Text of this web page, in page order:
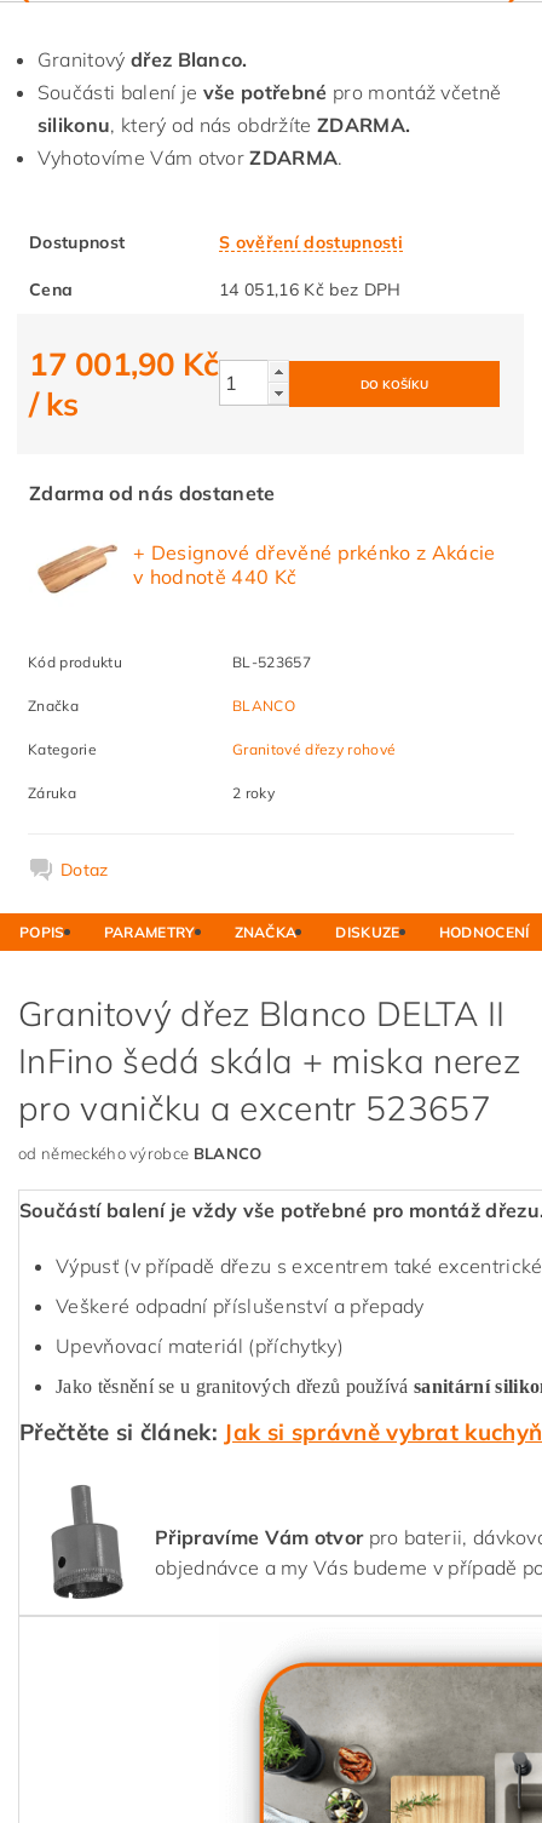
Granitový dřez Blanco.
Součásti balení je vše potřebné pro montáž včetně
silikonu, který od nás obdržíte ZDARMA.
Vyhotovíme Vám otvorZDARMA.
Dostupnost S ověření dostupnosti
Cena 14 051,16 Kč bez DPH
17 001,90 Kč
/ ks
Zdarma od nás dostanete
+ Designové dřevěné prkénko z Akácie
v hodnotě 440 Kč
Kód produktu BL-523657
Značka BLANCO
Kategorie Granitové dřezy rohové
Záruka 2 roky
Dotaz
POPIS PARAMETRY ZNAČKA DISKUZE HODNOCENÍ
Granitový dřez Blanco DELTA II
InFino šedá skála + miska nerez
pro vaničku a excentr 523657
od německého výrobce BLANCO
Součástí balení je vždy vše potřebné pro montáž
Výpusť (v případě dřezu s excentrem také
Veškeré odpadní příslušenství a přepady
Upevňovací materiál (příchytky)
Jako těsnění se u granitových dřezů používásanitární
Přečtěte si článek: Jak si správně vybrat
Připravíme Vám otvorpro baterii,
objednávce a my Vás budeme v případě